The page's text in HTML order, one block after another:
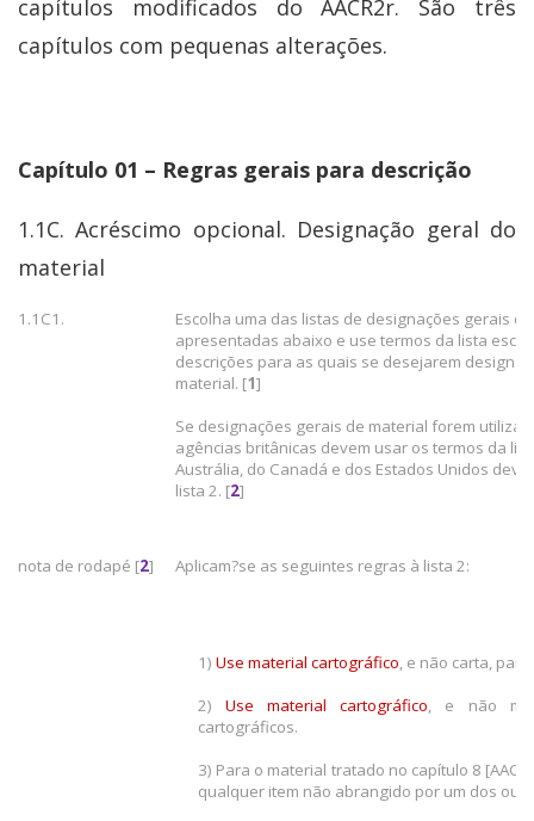
capítulos modificados do AACR2r. São três
capítulos com pequenas alterações.
Capítulo 01 – Regras gerais para descrição
1.1C. Acréscimo opcional. Designação geral do
material
1.1C1.
Escolha uma das listas de designações gerais
apresentadas abaixo e use termos da lista
descrições para as quais se desejarem
material. [1]
Se designações gerais de material forem
agências britânicas devem usar os termos da
Austrália, do Canadá e dos Estados Unidos
lista 2. [2]
nota de rodapé [2] Aplicam?se as seguintes regras à lista 2:
1) Use material cartográfico, e não carta,
2)Use material cartográfico, e não
cartográficos.
3) Para o material tratado no capítulo 8
qualquer item não abrangido por um dos